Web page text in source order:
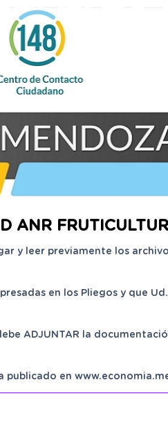
ANR
y leer previamente los
en los Pliegos y que
ADJUNTAR la
en